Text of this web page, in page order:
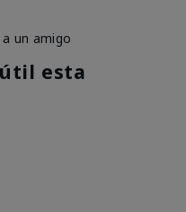
un amigo
esta